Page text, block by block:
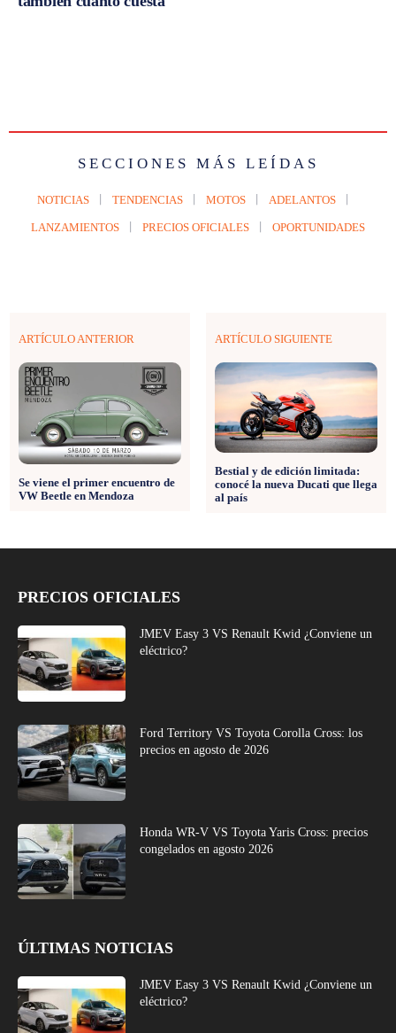
SECCIONES MÁS LEÍDAS
NOTICIAS TENDENCIAS MOTOS ADELANTOS
LANZAMIENTOS PRECIOS OFICIALES OPORTUNIDADES
ARTÍCULO ANTERIOR
Se viene el primer encuentro de
VW Beetle en Mendoza
ARTÍCULO SIGUIENTE
Bestial y de edición limitada:
conocé la nueva Ducati que llega
al país
PRECIOS OFICIALES
JMEV Easy 3 VS Renault Kwid ¿Conviene un
eléctrico?
Ford Territory VS Toyota Corolla Cross: los
precios en agosto de 2026
Honda WR-V VS Toyota Yaris Cross: precios
congelados en agosto 2026
ÚLTIMAS NOTICIAS
JMEV Easy 3 VS Renault Kwid ¿Conviene un
eléctrico?